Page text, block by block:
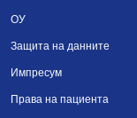
Română
Srpski
Українська
ОУ
Защита на данните
Импресум
Права на пациента